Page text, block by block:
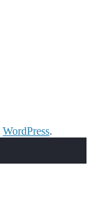
WordPress.